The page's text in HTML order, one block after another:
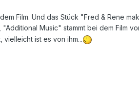
Film. Und das Stück "Fred & Rene
Music" stammt bei dem Film
ist es von ihm...